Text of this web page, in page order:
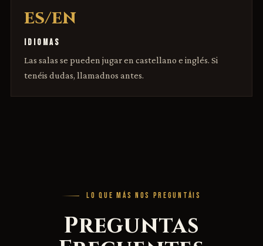
ES/EN
IDIOMAS
Las salas se pueden jugar en castellano e inglés. Si
tenéis dudas, llamadnos antes.
LO QUE MÁS NOS PREGUNTÁIS
Preguntas